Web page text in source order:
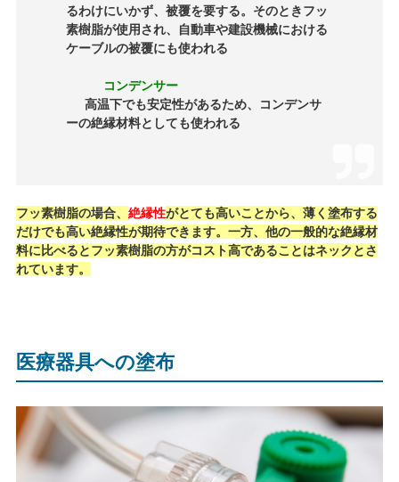
るわけにいかず、被覆を要する。そのときフッ
素樹脂が使用され、自動車や建設機械における
ケーブルの被覆にも使われる
コンデンサー
高温下でも安定性があるため、コンデンサ
ーの絶縁材料としても使われる
フッ素樹脂の場合、 絶縁性がとても高いことから、薄く塗布する
だけでも高い絶縁性が期待できます。一方、他の一般的な絶縁材
料に比べるとフッ素樹脂の方がコスト高であることはネックとさ
れています。
医療器具への塗布